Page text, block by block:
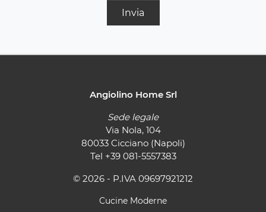
Invia
Angiolino Home Srl
Sede legale
Via Nola, 104
80033 Cicciano (Napoli)
Tel +39 081-5557383
© 2026 - P.IVA 09697921212
Cucine Moderne